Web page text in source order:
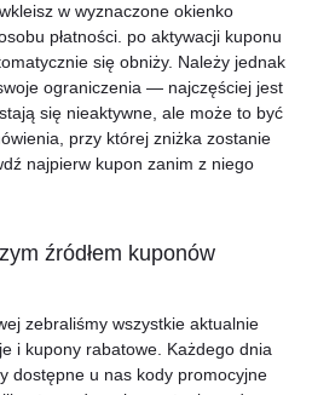
w wyznaczone okienko
płatności. po aktywacji kuponu
się obniży. Należy jednak
ograniczenia — najczęściej jest
się nieaktywne, ale może to być
przy której zniżka zostanie
najpierw kupon zanim z niego
źródłem kuponów
zebraliśmy wszystkie aktualnie
i kupony rabatowe. Każdego dnia
dostępne u nas kody promocyjne